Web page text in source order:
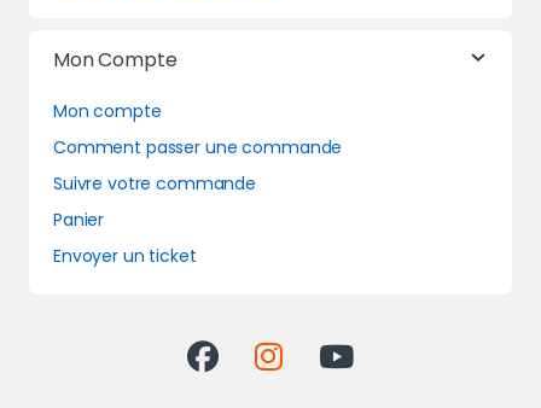
Mon Compte
Mon compte
Comment passer une commande
Suivre votre commande
Panier
Envoyer un ticket